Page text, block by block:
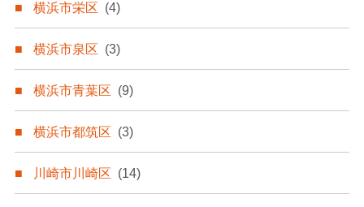
横浜市栄区 (4)
横浜市泉区 (3)
横浜市青葉区 (9)
横浜市都筑区 (3)
川崎市川崎区 (14)